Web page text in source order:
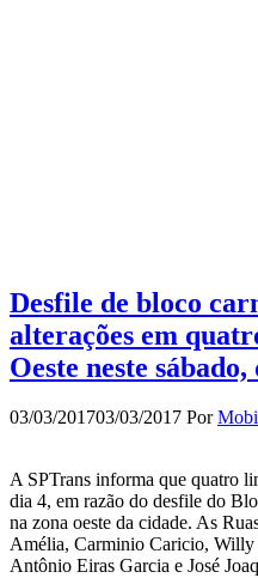
Desfile de bloco
alterações em
Oeste neste sábado,
03/03/201703/03/2017 Por
A SPTrans informa que quatro
dia 4, em razão do desfile do
na zona oeste da cidade. As
Amélia, Carminio Caricio, Willy
Antônio Eiras Garcia e José